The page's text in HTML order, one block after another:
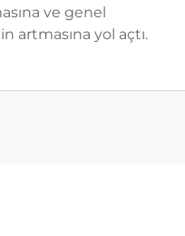
ve genel
artmasına yol açtı.